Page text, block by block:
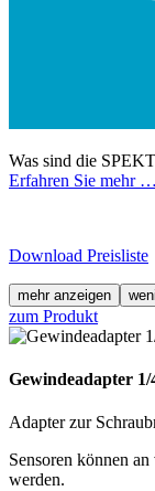
Was sind die
Erfahren Sie mehr …
Download Preisliste
mehr anzeigen
zum Produkt
Gewindeadapter
Adapter zur
Sensoren können
werden.